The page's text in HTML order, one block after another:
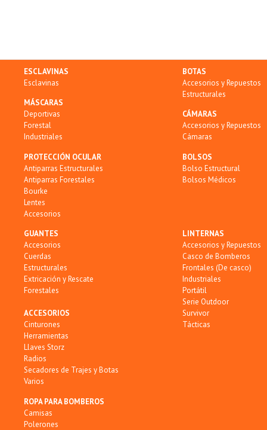
ESCLAVINAS
Esclavinas
MÁSCARAS
Deportivas
Forestal
Industriales
PROTECCIÓN OCULAR
Antiparras Estructurales
Antiparras Forestales
Bourke
Lentes
Accesorios
BOTAS
Accesorios y Repuestos
Estructurales
CÁMARAS
Accesorios y Repuestos
Cámaras
BOLSOS
Bolso Estructural
Bolsos Médicos
GUANTES
Accesorios
Cuerdas
Estructurales
Extricación y Rescate
Forestales
ACCESORIOS
Cinturones
Herramientas
Llaves Storz
Radios
Secadores de Trajes y Botas
Varios
LINTERNAS
Accesorios y Repuestos
Casco de Bomberos
Frontales (De casco)
Industriales
Portátil
Serie Outdoor
Survivor
Tácticas
ROPA PARA BOMBEROS
Camisas
Polerones